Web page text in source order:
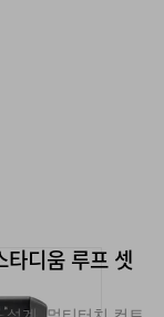
디움 루프 셋